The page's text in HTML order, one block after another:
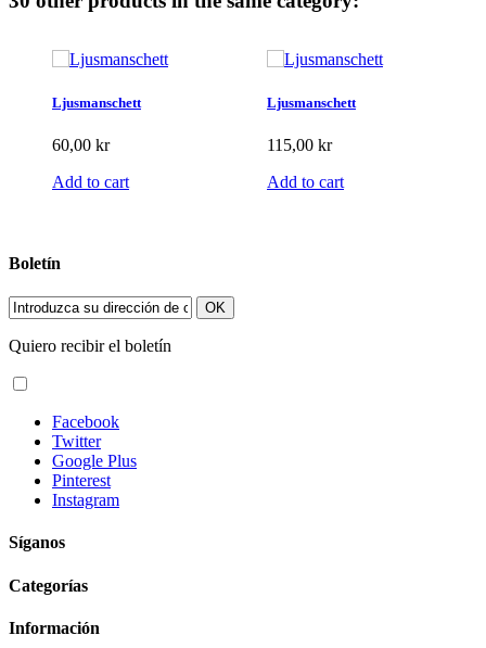
Ljusmanschett
60,00 kr
Add to cart
Ljusmanschett
115,00 kr
Add to cart
Boletín
OK
Quiero recibir el boletín
Facebook
Twitter
Google Plus
Pinterest
Instagram
Síganos
Categorías
Información